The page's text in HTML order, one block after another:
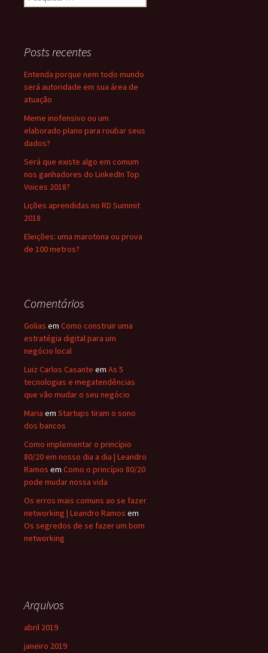
por:
Posts recentes
Entenda porque nem todo mundo
será autoridade em sua área de
atuação
Meme inofensivo ou um
elaborado plano para roubar seus
dados?
Será que existe algo em comum
nos ganhadores do LinkedIn Top
Voices 2018?
Lições aprendidas no RD Summit
2018
Eleições: uma marotona ou prova
de 100 metros?
Comentários
Golias em Como construir uma
estratégia digital para um
negócio local
Luiz Carlos Casante em As 5
tecnologias e megatendências
que vão mudar o seu negócio
Maria em Startups tiram o sono
dos bancos
Como implementar o princípio
80/20 em nosso dia a dia | Leandro
Ramos em Como o princípio 80/20
pode mudar nossa vida
Os erros mais comuns ao se fazer
networking | Leandro Ramos em
Os segredos de se fazer um bom
networking
Arquivos
abril 2019
janeiro 2019